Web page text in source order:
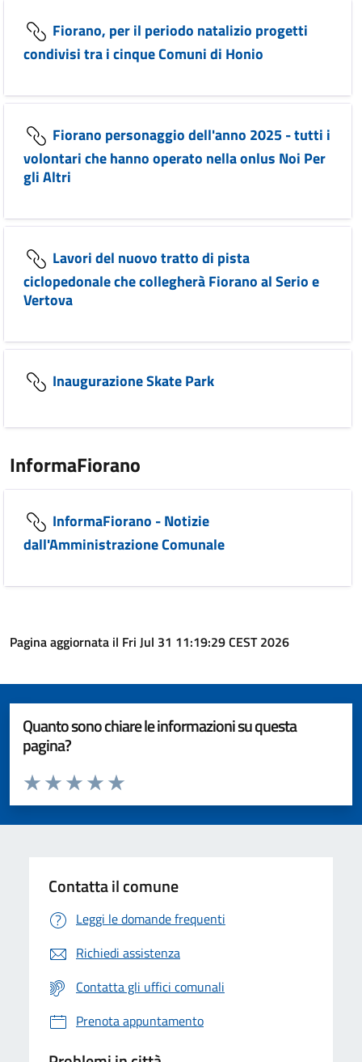
Fiorano, per il periodo natalizio progetti
condivisi tra i cinque Comuni di Honio
Fiorano personaggio dell'anno 2025 - tutti i
volontari che hanno operato nella onlus Noi Per
gli Altri
Lavori del nuovo tratto di pista
ciclopedonale che collegherà Fiorano al Serio e
Vertova
Inaugurazione Skate Park
InformaFiorano
InformaFiorano - Notizie
dall'Amministrazione Comunale
Pagina aggiornata il Fri Jul 31 11:19:29 CEST 2026
Quanto sono chiare le informazioni su questa
pagina?
Valuta da 1 a 5 stelle la pagina
Valuta 5 stelle su 5
Valuta 4 stelle su 5
Valuta 3 stelle su 5
Valuta 2 stelle su 5
Valuta 1 stelle su 5
Contatta il comune
Leggi le domande frequenti
Richiedi assistenza
Contatta gli uffici comunali
Prenota appuntamento